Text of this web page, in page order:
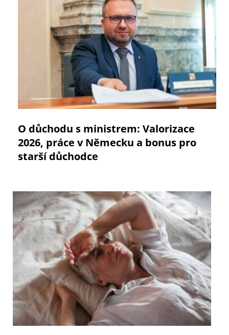
O důchodu s ministrem: Valorizace
2026, práce v Německu a bonus pro
starší důchodce